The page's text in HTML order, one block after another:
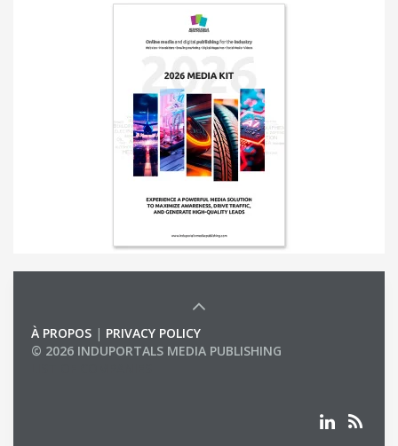
À PROPOS | PRIVACY POLICY
© 2026 INDUPORTALS MEDIA PUBLISHING